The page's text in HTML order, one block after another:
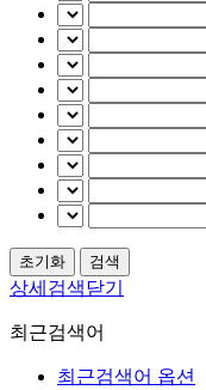
상세검색닫기
최근검색어
최근검색어 옵션